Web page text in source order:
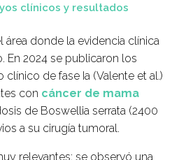
clínicos y resultados
área donde la evidencia clínica
En 2024 se publicaron los
de fase Ia (Valente et al.)
con cáncer de mama
de Boswellia serrata (2400
a su cirugía tumoral.
relevantes: se observó una